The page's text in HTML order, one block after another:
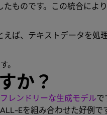
ものです。この統合によ
ば、テキストデータを処
。
か？
レンドリーな生成モデルで
Eを組み合わせた好例で